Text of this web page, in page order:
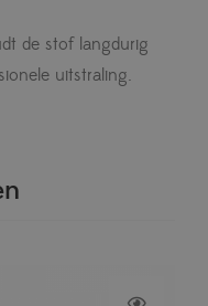
de stof langdurig
uitstraling.